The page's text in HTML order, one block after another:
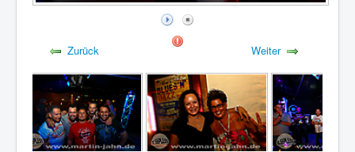
Heroes Of The 90s_60
Zurück Weiter